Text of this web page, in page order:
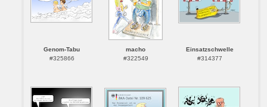
Genom-Tabu
#325866
macho
#322549
Einsatzschwelle
#314377